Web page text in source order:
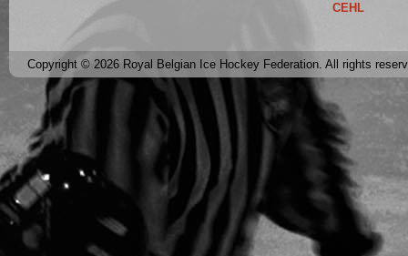
CEHL
Copyright © 2026 Royal Belgian Ice Hockey Federation. All rights